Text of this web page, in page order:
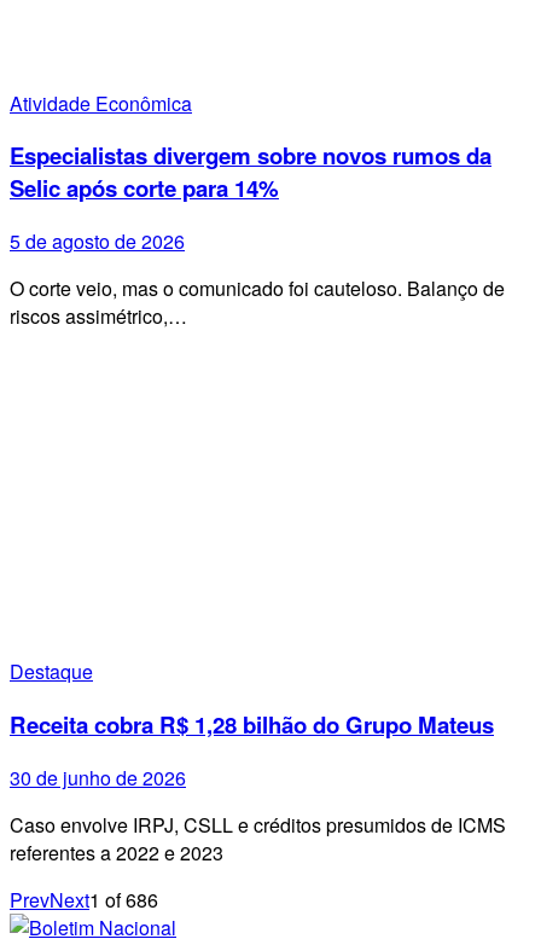
Atividade Econômica
Especialistas divergem sobre novos rumos da
Selic após corte para 14%
5 de agosto de 2026
O corte veio, mas o comunicado foi cauteloso. Balanço de
riscos assimétrico,…
Destaque
Receita cobra R$ 1,28 bilhão do Grupo Mateus
30 de junho de 2026
Caso envolve IRPJ, CSLL e créditos presumidos de ICMS
referentes a 2022 e 2023
PrevNext1 of686